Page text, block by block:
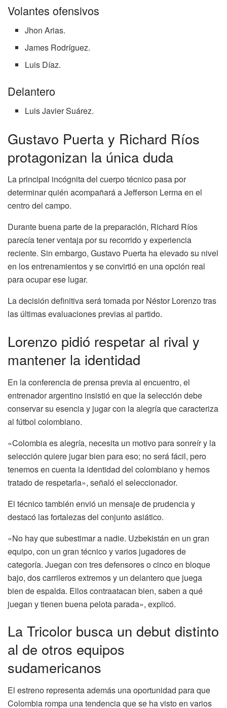
Volantes ofensivos
Jhon Arias.
James Rodríguez.
Luis Díaz.
Delantero
Luis Javier Suárez.
Gustavo Puerta y Richard Ríos
protagonizan la única duda
La principal incógnita del cuerpo técnico pasa por
determinar quién acompañará a Jefferson Lerma en el
centro del campo.
Durante buena parte de la preparación, Richard Ríos
parecía tener ventaja por su recorrido y experiencia
reciente. Sin embargo, Gustavo Puerta ha elevado su nivel
en los entrenamientos y se convirtió en una opción real
para ocupar ese lugar.
La decisión definitiva será tomada por Néstor Lorenzo tras
las últimas evaluaciones previas al partido.
Lorenzo pidió respetar al rival y
mantener la identidad
En la conferencia de prensa previa al encuentro, el
entrenador argentino insistió en que la selección debe
conservar su esencia y jugar con la alegría que caracteriza
al fútbol colombiano.
«Colombia es alegría, necesita un motivo para sonreír y la
selección quiere jugar bien para eso; no será fácil, pero
tenemos en cuenta la identidad del colombiano y hemos
tratado de respetarla», señaló el seleccionador.
El técnico también envió un mensaje de prudencia y
destacó las fortalezas del conjunto asiático.
«No hay que subestimar a nadie. Uzbekistán en un gran
equipo, con un gran técnico y varios jugadores de
categoría. Juegan con tres defensores o cinco en bloque
bajo, dos carrileros extremos y un delantero que juega
bien de espalda. Ellos contraatacan bien, saben a qué
juegan y tienen buena pelota parada», explicó.
La Tricolor busca un debut distinto
al de otros equipos
sudamericanos
El estreno representa además una oportunidad para que
Colombia rompa una tendencia que se ha visto en varios